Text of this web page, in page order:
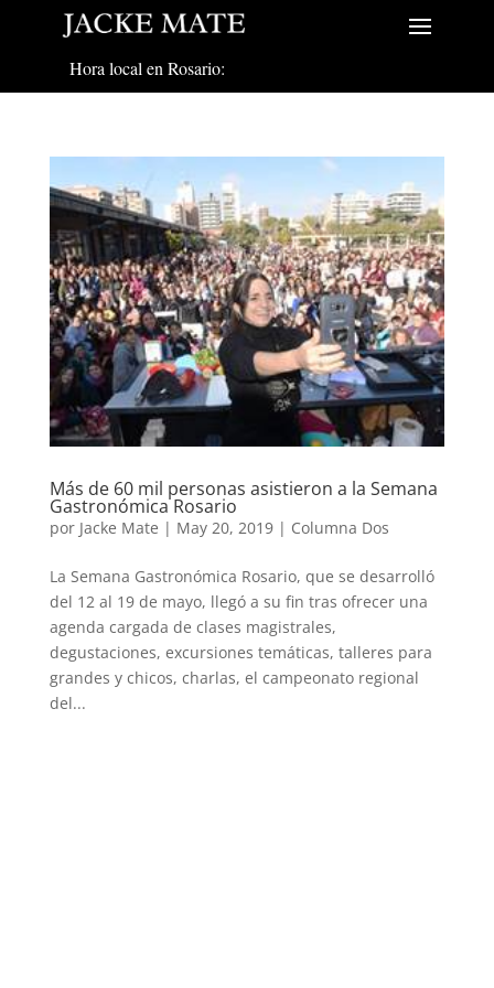
Hora local en Rosario:
Más de 60 mil personas asistieron a la Semana
Gastronómica Rosario
por Jacke Mate | May 20, 2019| Columna Dos
La Semana Gastronómica Rosario, que se desarrolló
del 12 al 19 de mayo, llegó a su fin tras ofrecer una
agenda cargada de clases magistrales,
degustaciones, excursiones temáticas, talleres para
grandes y chicos, charlas, el campeonato regional
del...